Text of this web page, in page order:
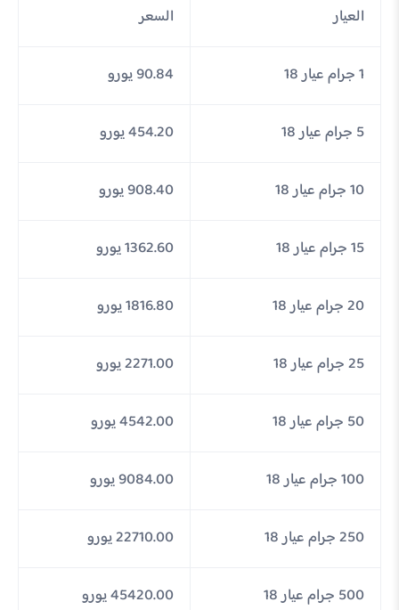
العيار السعر
1 جرام عيار 18 90.84 يورو
5 جرام عيار 18 454.20 يورو
10 جرام عيار 18 908.40 يورو
15 جرام عيار 18 1362.60 يورو
20 جرام عيار 18 1816.80 يورو
25 جرام عيار 18 2271.00 يورو
50 جرام عيار 18 4542.00 يورو
100 جرام عيار 18 9084.00 يورو
250 جرام عيار 18 22710.00 يورو
500 جرام عيار 18 45420.00 يورو